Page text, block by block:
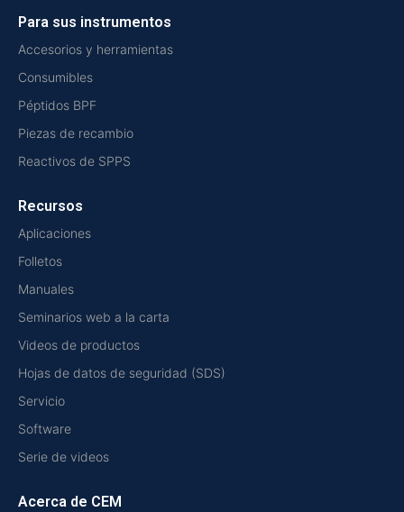
Para sus instrumentos
Accesorios y herramientas
Consumibles
Péptidos BPF
Piezas de recambio
Reactivos de SPPS
Recursos
Aplicaciones
Folletos
Manuales
Seminarios web a la carta
Videos de productos
Hojas de datos de seguridad (SDS)
Servicio
Software
Serie de videos
Acerca de CEM